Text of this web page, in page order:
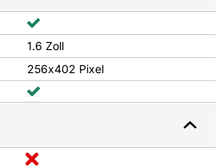
1.6 Zoll
256x402 Pixel